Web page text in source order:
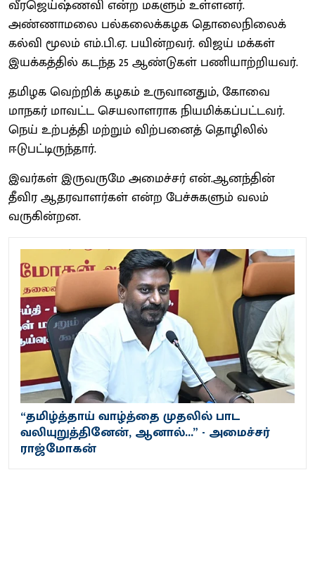
வீரஜெய்ஷ்ணவி என்ற மகளும் உள்ளனர்.
அண்ணாமலை பல்கலைக்கழக தொலைநிலைக்
கல்வி மூலம் எம்.பி.ஏ. பயின்றவர். விஜய் மக்கள்
இயக்கத்தில் கடந்த 25 ஆண்டுகள் பணியாற்றியவர்.
தமிழக வெற்றிக் கழகம் உருவானதும், கோவை
மாநகர் மாவட்ட செயலாளராக நியமிக்கப்பட்டவர்.
நெய் உற்பத்தி மற்றும் விற்பனைத் தொழிலில்
ஈடுபட்டிருந்தார்.
இவர்கள் இருவருமே அமைச்சர் என்.ஆனந்தின்
தீவிர ஆதரவாளர்கள் என்ற பேச்சுகளும் வலம்
வருகின்றன.
“தமிழ்த்தாய் வாழ்த்தை முதலில் பாட
வலியுறுத்தினேன், ஆனால்...” - அமைச்சர்
ராஜ்மோகன்